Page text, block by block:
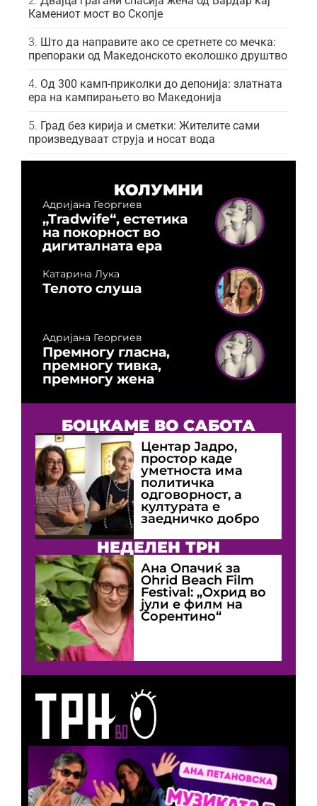
Камениот мост во Скопје
Што да направите ако се сретнете со мечка:
препораки од Македонското еколошко друштво
Од 300 камп-приколки до депонија: златната
ера на кампирањето во Македонија
Град без кирија и сметки: Жителите сами
произведуваат струја и носат вода
КОЛУМНИ
Адријана Георгиев
„Tradwife“, естетика
на покорност во
дигиталната ера
Катарина Лука
Телото слуша
Адријана Георгиев
Премногу гласна,
премногу тивка,
премногу жена
БОЦКАМЕ ВО САБОТА
Центар Јадро,
простор каде
уметноста има
политичка
одговорност, а
културата е
заедничко добро
НЕДЕЛЕН ТРН
Ана Опачиќ за
Оhrid Beach Film
Festival: „Охрид во
јули е филм на
Сорентино“